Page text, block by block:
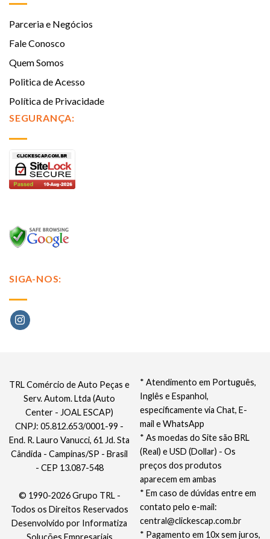
Parceria e Negócios
Fale Conosco
Quem Somos
Politica de Acesso
Política de Privacidade
SEGURANÇA:
SIGA-NOS:
* Atendimento em Português,
Inglês e Espanhol,
especificamente via Chat, E-
mail e WhatsApp
* As moedas do Site são BRL
(Real) e USD (Dollar) - Os
preços dos produtos
aparecem em ambas
* Em caso de dúvidas entre em
contato pelo e-mail:
central@clickescap.com.br
* Pagamento em 10x sem juros,
TRL Comércio de Auto Peças e
Serv. Autom. Ltda (Auto
Center - JOAL ESCAP)
CNPJ: 05.812.653/0001-99 -
End. R. Lauro Vanucci, 61 Jd. Sta
Cândida - Campinas/SP - Brasil
- CEP 13.087-548
© 1990-2026 Grupo TRL -
Todos os Direitos Reservados
Desenvolvido por Informatiza
Soluções Empresariais